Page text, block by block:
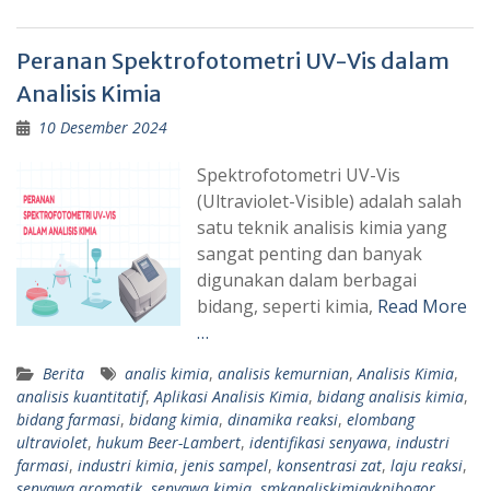
Peranan Spektrofotometri UV-Vis dalam
Analisis Kimia
10 Desember 2024
Spektrofotometri UV-Vis
(Ultraviolet-Visible) adalah salah
satu teknik analisis kimia yang
sangat penting dan banyak
digunakan dalam berbagai
bidang, seperti kimia, Read More
…
Berita analis kimia, analisis kemurnian, Analisis Kimia,
analisis kuantitatif, Aplikasi Analisis Kimia, bidang analisis kimia,
bidang farmasi, bidang kimia, dinamika reaksi, elombang
ultraviolet, hukum Beer-Lambert, identifikasi senyawa, industri
farmasi, industri kimia, jenis sampel, konsentrasi zat, laju reaksi,